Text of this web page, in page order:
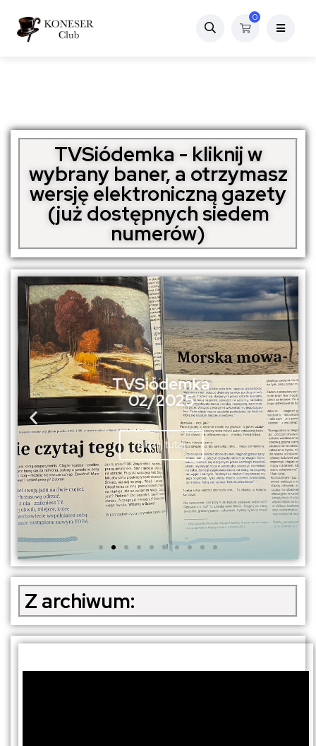
0
TVSiódemka - kliknij w
wybrany baner, a otrzymasz
wersję elektroniczną gazety
(już dostępnych siedem
numerów)
TVSiódemka
02/2025
Kliknij tutaj
Z archiwum: